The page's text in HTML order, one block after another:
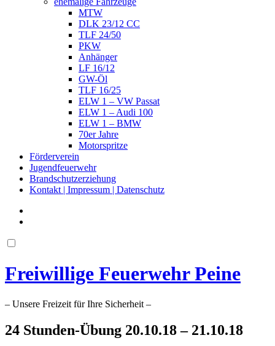
MTW
DLK 23/12 CC
TLF 24/50
PKW
Anhänger
LF 16/12
GW-Öl
TLF 16/25
ELW 1 – VW Passat
ELW 1 – Audi 100
ELW 1 – BMW
70er Jahre
Motorspritze
Förderverein
Jugendfeuerwehr
Brandschutzerziehung
Kontakt | Impressum | Datenschutz
Freiwillige Feuerwehr Peine
– Unsere Freizeit für Ihre Sicherheit –
24 Stunden-Übung 20.10.18 – 21.10.18